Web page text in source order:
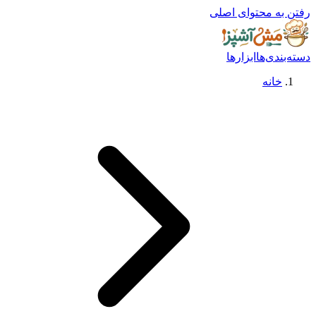
رفتن به محتوای اصلی
دسته‌بندی‌ها ابزارها
خانه